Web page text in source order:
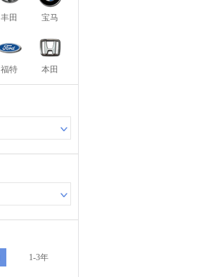
丰田 宝马
福特 本田
1-3年